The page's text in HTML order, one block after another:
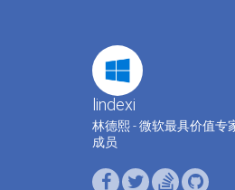
lindexi
林德熙 - 微软最具价值专
成员